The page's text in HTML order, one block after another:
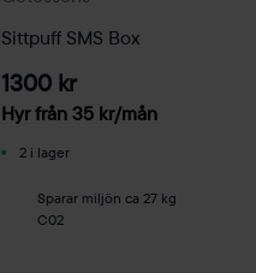
Sittpuff SMS Box
1300 kr
Hyr från 35 kr/mån
2 i lager
Sparar miljön ca 27 kg
C02